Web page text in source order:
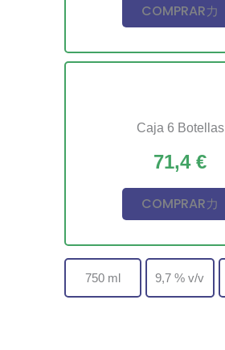
COMPRAR
Caja 6 Botellas
71,4 €
COMPRAR
750 ml 9,7 % v/v